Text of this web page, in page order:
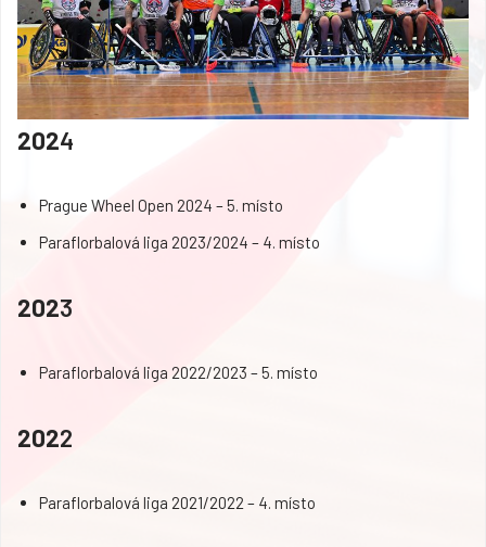
2024
Prague Wheel Open 2024 – 5. místo
Paraflorbalová liga 2023/2024 – 4. místo
2023
Paraflorbalová liga 2022/2023 – 5. místo
2022
Paraflorbalová liga 2021/2022 – 4. místo